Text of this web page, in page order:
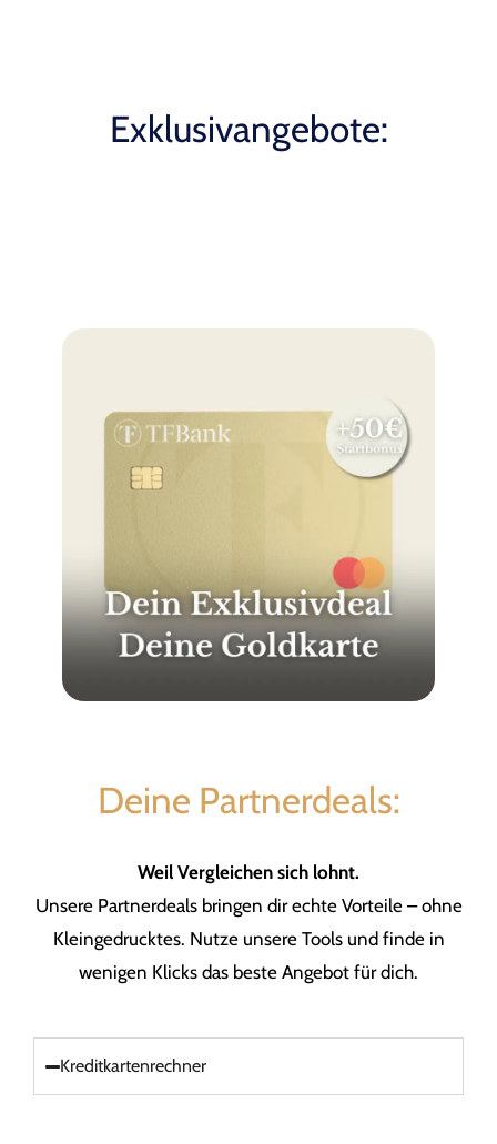
Exklusivangebote:
Deine Partnerdeals:
Weil Vergleichen sich lohnt.
Unsere Partnerdeals bringen dir echte Vorteile – ohne
Kleingedrucktes. Nutze unsere Tools und finde in
wenigen Klicks das beste Angebot für dich.
Kreditkartenrechner